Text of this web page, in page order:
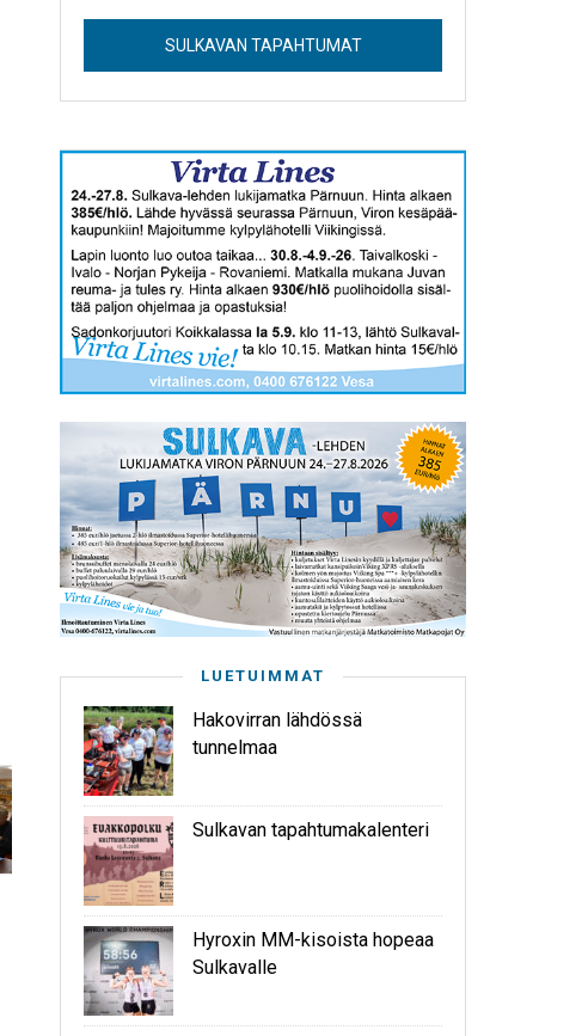
SULKAVAN TAPAHTUMAT
LUETUIMMAT
Hakovirran lähdössä
tunnelmaa
Sulkavan tapahtumakalenteri
Hyroxin MM-kisoista hopeaa
Sulkavalle